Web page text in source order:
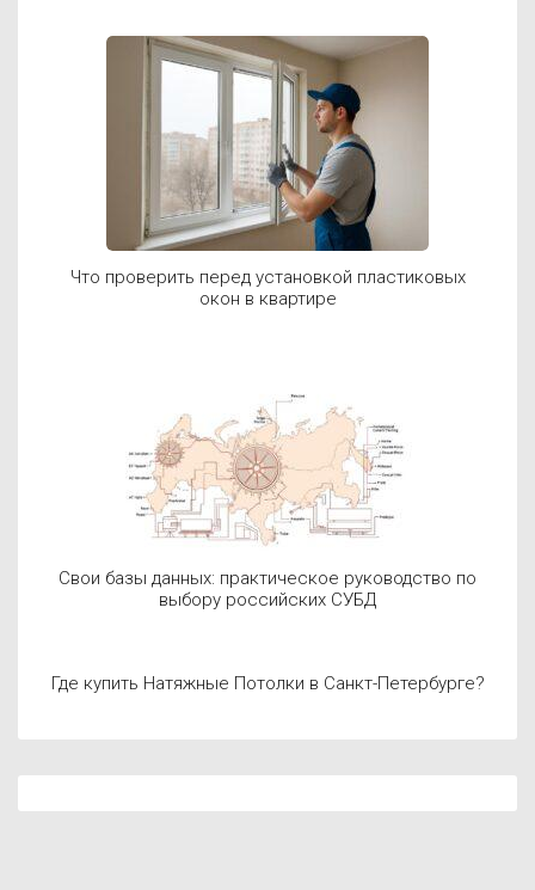
Что проверить перед установкой пластиковых
окон в квартире
Свои базы данных: практическое руководство по
выбору российских СУБД
Где купить Натяжные Потолки в Санкт-Петербурге?